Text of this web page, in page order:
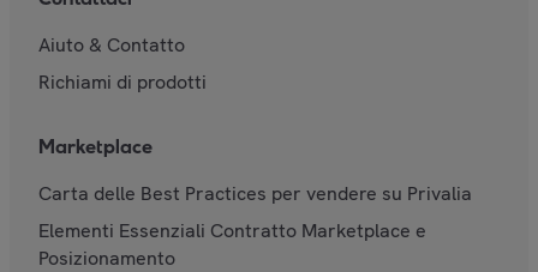
Aiuto & Contatto
Richiami di prodotti
Marketplace
Carta delle Best Practices per vendere su Privalia
Elementi Essenziali Contratto Marketplace e
Posizionamento